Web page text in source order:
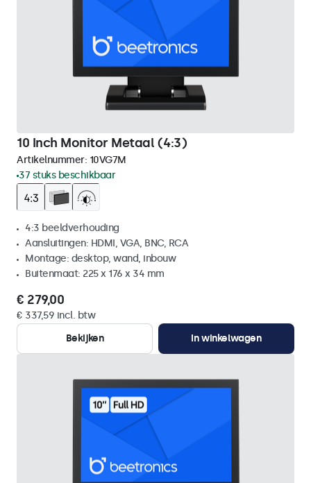
10 Inch Monitor Metaal (4:3)
Artikelnummer: 10VG7M
37 stuks beschikbaar
4:3 beeldverhouding
Aansluitingen: HDMI, VGA, BNC, RCA
Montage: desktop, wand, inbouw
Buitenmaat: 225 x 176 x 34 mm
€ 279,00
€ 337,59 incl. btw
Bekijken
In winkelwagen